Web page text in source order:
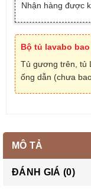
Nhận hàng được
Bộ tủ lavabo
Tủ gương trên, tủ
ống dẫn (chưa
MÔ TẢ
ĐÁNH GIÁ (0)